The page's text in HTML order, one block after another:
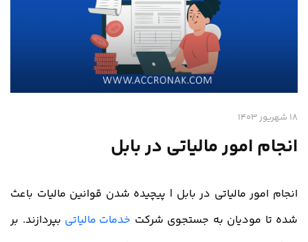
18 شهریور 1403
انجام امور مالیاتی در بابل
انجام امور مالیاتی در بابل | پیچیده شدن قوانین مالیات باعث
شده تا مودیان به جستجوی شرکت خدمات مالیاتی بپردازند. بر